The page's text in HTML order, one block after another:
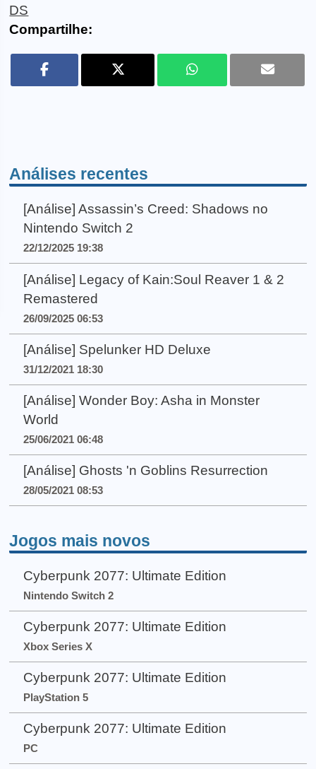
DS
Compartilhe:
Análises recentes
[Análise] Assassin’s Creed: Shadows no
Nintendo Switch 2
22/12/2025 19:38
[Análise] Legacy of Kain:Soul Reaver 1 & 2
Remastered
26/09/2025 06:53
[Análise] Spelunker HD Deluxe
31/12/2021 18:30
[Análise] Wonder Boy: Asha in Monster
World
25/06/2021 06:48
[Análise] Ghosts 'n Goblins Resurrection
28/05/2021 08:53
Jogos mais novos
Cyberpunk 2077: Ultimate Edition
Nintendo Switch 2
Cyberpunk 2077: Ultimate Edition
Xbox Series X
Cyberpunk 2077: Ultimate Edition
PlayStation 5
Cyberpunk 2077: Ultimate Edition
PC